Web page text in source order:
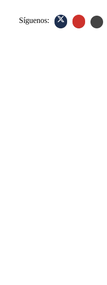
Síguenos: